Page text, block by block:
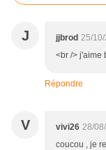
J jjbrod 25/
<br /> j'aime
Répondre
V vivi26 28/
coucou , je